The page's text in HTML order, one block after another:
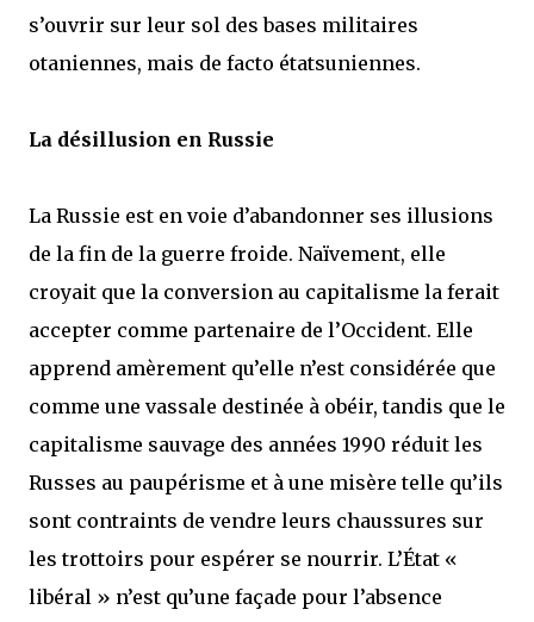
s’ouvrir sur leur sol des bases militaires
otaniennes, mais de facto étatsuniennes.
La désillusion en Russie
La Russie est en voie d’abandonner ses illusions
de la fin de la guerre froide. Naïvement, elle
croyait que la conversion au capitalisme la ferait
accepter comme partenaire de l’Occident. Elle
apprend amèrement qu’elle n’est considérée que
comme une vassale destinée à obéir, tandis que le
capitalisme sauvage des années 1990 réduit les
Russes au paupérisme et à une misère telle qu’ils
sont contraints de vendre leurs chaussures sur
les trottoirs pour espérer se nourrir. L’État «
libéral » n’est qu’une façade pour l’absence